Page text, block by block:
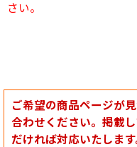
さい。
ご希望の商品ページが
合わせください。掲載
だければ対応いたします